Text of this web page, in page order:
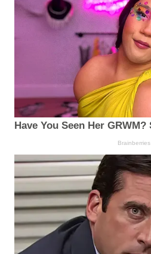
Have You Seen Her
Brainberries